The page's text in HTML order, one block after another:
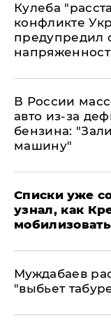
Кулеба
конфликте
предупредил
В России
авто из-за
бензина:
машину"
Списки уже
узнал, как
Муждабаев
"выбьет